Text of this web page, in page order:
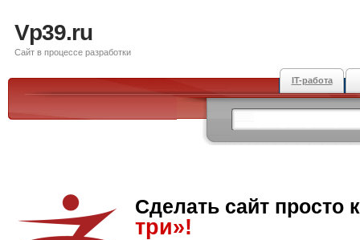
Vp39.ru
Сайт в процессе разработки
IT-работа
Сделать сайт просто
три»!